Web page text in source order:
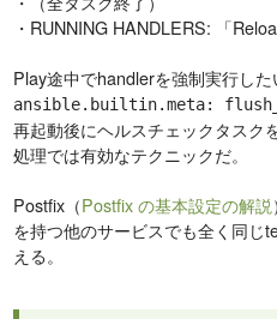
・RUNNING HANDLERS: 「
Play途中でhandlerを強制実行し
ansible.builtin.meta:
再起動後にヘルスチェックタスク
処理では有効なテクニックだ。
Postfix（Postfix の基本設定の解説
を持つ他のサービスでも全く同じ
える。